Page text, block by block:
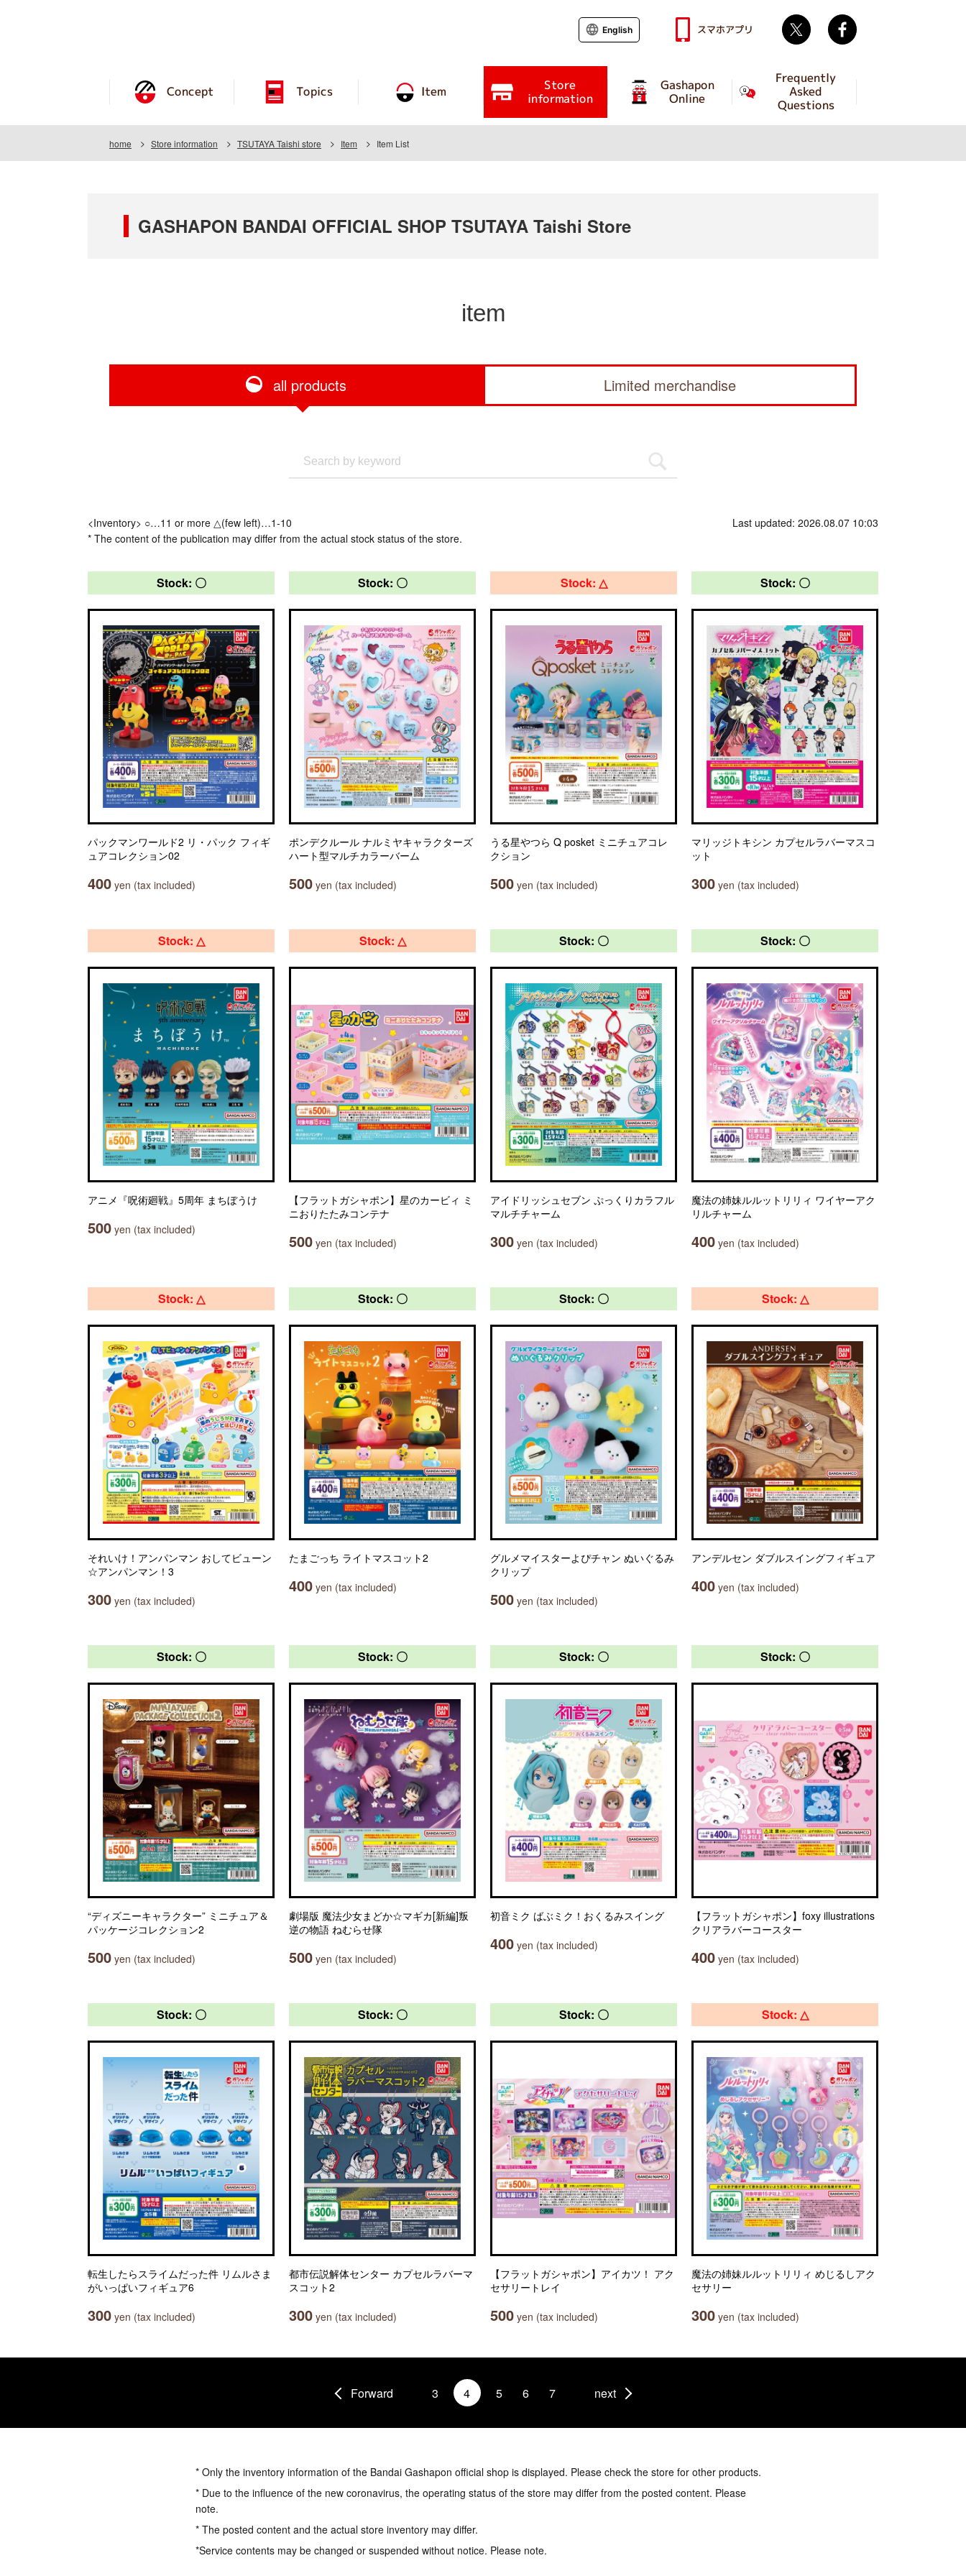
Concept Topics Item Store
information
Gashapon
Online
Frequently
Asked
Questions
English スマホアプリ Twitter
home Store information TSUTAYA Taishi store Item Item List
GASHAPON BANDAI OFFICIAL SHOP TSUTAYA Taishi Store
item
all products Limited merchandise
<Inventory> ○…11 or more △(few left)…1-10
* The content of the publication may differ from the actual stock status of the store.
Last updated: 2026.08.07 10:03
Stock: 〇
パックマンワールド2 リ・パック フィギ
ュアコレクション02
400 yen (tax included)
Stock: 〇
ポンデクルール ナルミヤキャラクターズ
ハート型マルチカラーバーム
500 yen (tax included)
Stock: △
うる星やつら Q posket ミニチュアコレ
クション
500 yen (tax included)
Stock: 〇
マリッジトキシン カプセルラバーマスコ
ット
300 yen (tax included)
Stock: △
アニメ『呪術廻戦』5周年 まちぼうけ
500 yen (tax included)
Stock: △
【フラットガシャポン】星のカービィ ミ
ニおりたたみコンテナ
500 yen (tax included)
Stock: 〇
アイドリッシュセブン ぷっくりカラフル
マルチチャーム
300 yen (tax included)
Stock: 〇
魔法の姉妹ルルットリリィ ワイヤーアク
リルチャーム
400 yen (tax included)
Stock: △
それいけ！アンパンマン おしてビューン
☆アンパンマン！3
300 yen (tax included)
Stock: 〇
たまごっち ライトマスコット2
400 yen (tax included)
Stock: 〇
グルメマイスターよぴチャン ぬいぐるみ
クリップ
500 yen (tax included)
Stock: △
アンデルセン ダブルスイングフィギュア
400 yen (tax included)
Stock: 〇
“ディズニーキャラクター” ミニチュア＆
パッケージコレクション2
500 yen (tax included)
Stock: 〇
劇場版 魔法少女まどか☆マギカ[新編]叛
逆の物語 ねむらせ隊
500 yen (tax included)
Stock: 〇
初音ミク ばぶミク！おくるみスイング
400 yen (tax included)
Stock: 〇
【フラットガシャポン】foxy illustrations
クリアラバーコースター
400 yen (tax included)
Stock: 〇
転生したらスライムだった件 リムルさま
がいっぱいフィギュア6
300 yen (tax included)
Stock: 〇
都市伝説解体センター カプセルラバーマ
スコット2
300 yen (tax included)
Stock: 〇
【フラットガシャポン】アイカツ！ アク
セサリートレイ
500 yen (tax included)
Stock: △
魔法の姉妹ルルットリリィ めじるしアク
セサリー
300 yen (tax included)
Forward 3 4 5 6 7 next
* Only the inventory information of the Bandai Gashapon official shop is displayed. Please check the store for other products.
* Due to the influence of the new coronavirus, the operating status of the store may differ from the posted content. Please
note.
* The posted content and the actual store inventory may differ.
*Service contents may be changed or suspended without notice. Please note.